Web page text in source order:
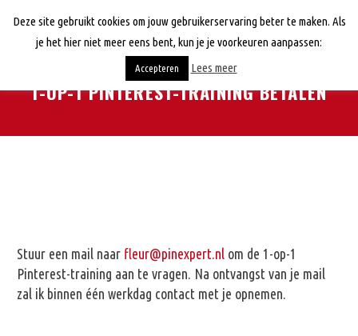
1-OP-1 PINTEREST-TRAINING BETALEN
Stuur een mail naar fleur@pinexpert.nl om de 1-op-1
Pinterest-training aan te vragen. Na ontvangst van je mail
zal ik binnen één werkdag contact met je opnemen.
Deze site gebruikt cookies om jouw gebruikerservaring beter te maken. Als
je het hier niet meer eens bent, kun je je voorkeuren aanpassen:
Accepteren Lees meer